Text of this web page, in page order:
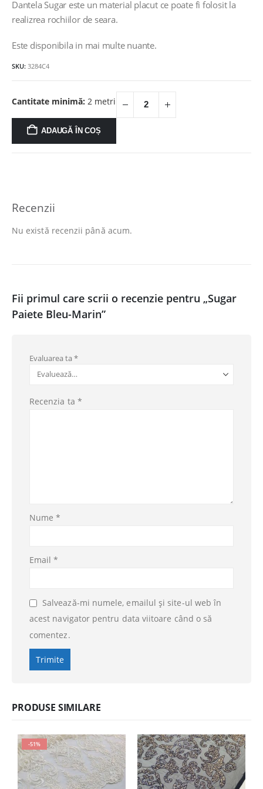
a
fost:
este:
35.00lei.
Dantela Sugar este un material placut ce poate fi folosit la
realizrea rochiilor de seara.
Este disponibila in mai multe nuante.
SKU: 3284C4
Cantitate minimă: 2 metri
ADAUGĂ ÎN COȘ
Recenzii
Nu există recenzii până acum.
Fii primul care scrii o recenzie pentru „Sugar
Paiete Bleu-Marin”
Evaluarea ta *
Recenzia ta *
Nume*
Email*
Salvează-mi numele, emailul și site-ul web în
acest navigator pentru data viitoare când o să
comentez.
PRODUSE SIMILARE
-51%